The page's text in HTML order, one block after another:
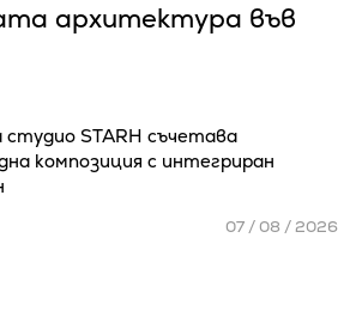
архитектура във
STARH съчетава
композиция с интегриран
07 / 08 / 2026